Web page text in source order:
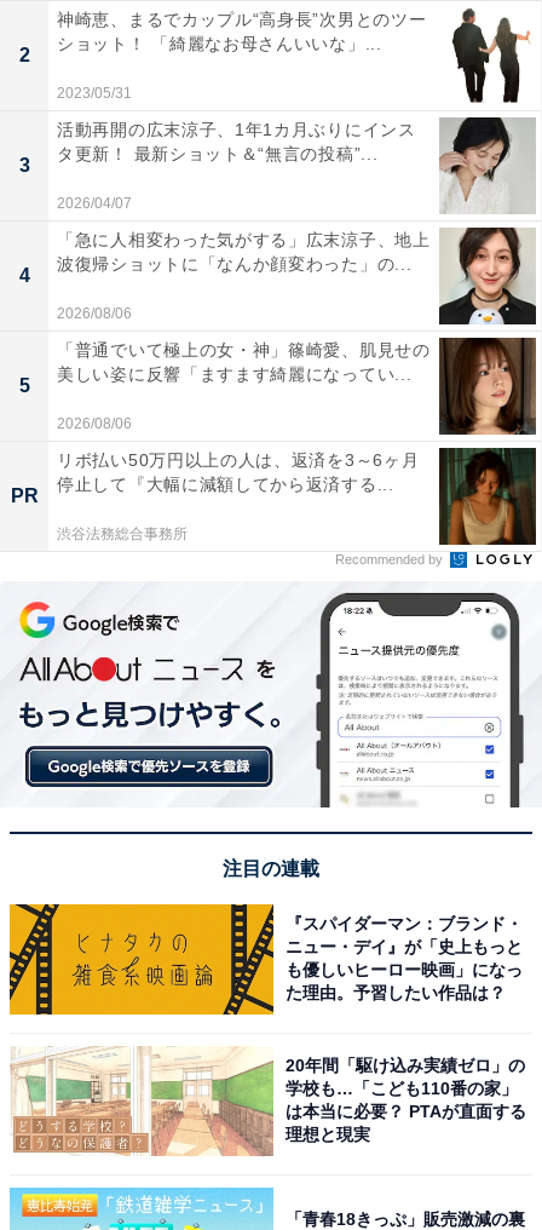
2
神崎恵、まるでカップル“高身長”次男とのツー
ショット！ 「綺麗なお母さんいいな」...
2023/05/31
3
活動再開の広末涼子、1年1カ月ぶりにインス
タ更新！ 最新ショット＆“無言の投稿”...
2026/04/07
4
「急に人相変わった気がする」広末涼子、地上
波復帰ショットに「なんか顔変わった」の...
2026/08/06
5
「普通でいて極上の女・神」篠崎愛、肌見せの
美しい姿に反響「ますます綺麗になってい...
2026/08/06
PR
リボ払い50万円以上の人は、返済を3～6ヶ月
停止して『大幅に減額してから返済する...
渋谷法務総合事務所
Recommended by
注目の連載
『スパイダーマン：ブランド・
ニュー・デイ』が「史上もっと
も優しいヒーロー映画」になっ
た理由。予習したい作品は？
20年間「駆け込み実績ゼロ」の
学校も…「こども110番の家」
は本当に必要？ PTAが直面する
理想と現実
「青春18きっぷ」販売激減の裏